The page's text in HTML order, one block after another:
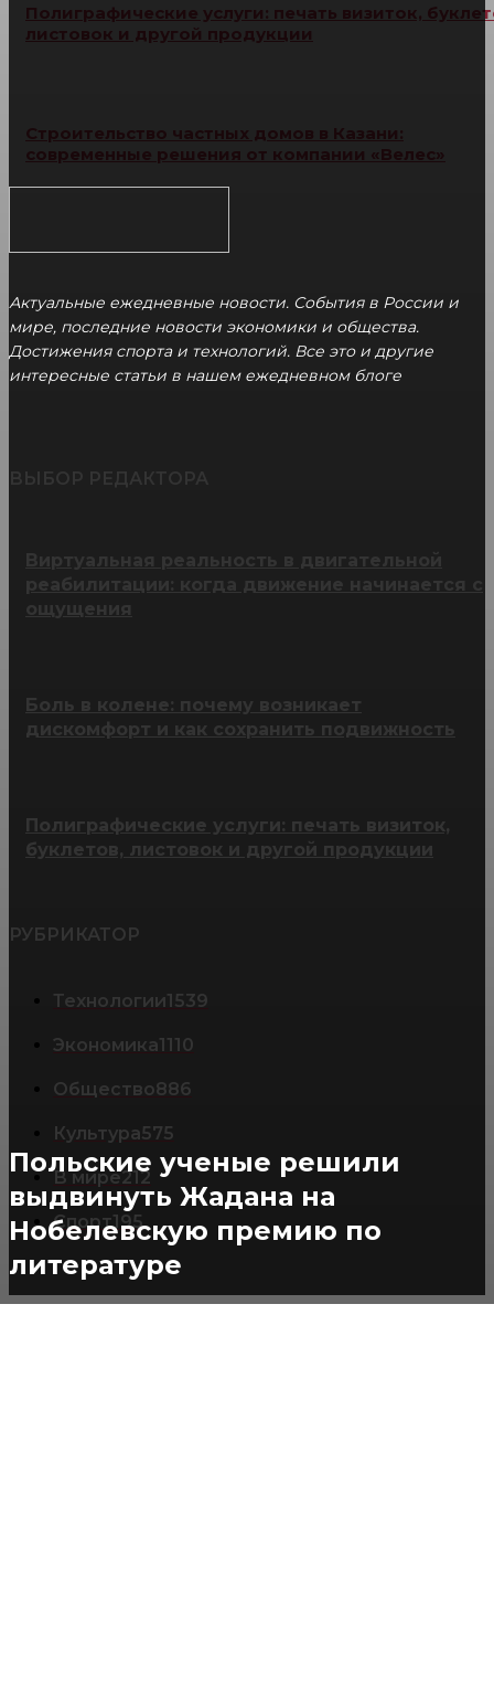
Польские ученые решили
выдвинуть Жадана на
Нобелевскую премию по
литературе
Полиграфические услуги: печать визиток,
листовок и другой продукции
Строительство частных домов в Казани:
современные решения от компании «Велес»
Актуальные ежедневные новости. События в России и
мире, последние новости экономики и общества.
Достижения спорта и технологий. Все это и другие
интересные статьи в нашем ежедневном блоге
реабилитации: когда движение начинается с
ощущения
Боль в колене: почему возникает
дискомфорт и как сохранить подвижность
Полиграфические услуги: печать визиток,
буклетов, листовок и другой продукции
РУБРИКАТОР
Технологии1539
Экономика1110
Общество886
Культура575
В мире212
Спорт195